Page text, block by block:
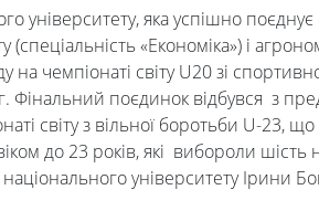
університету,яка успішно поєднує
«Економіка») і
на чемпіонаті світу U20 зі
Фінальний поєдинок відбувся з
світу з вільної боротьби U-23,
до 23 років, які вибороли
університету Ірини